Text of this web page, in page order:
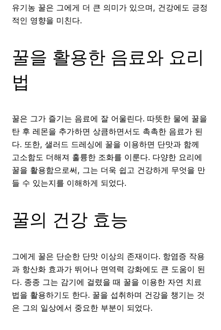
유기농 꿀은 그에게 더 큰 의미가 있으며, 건강에도 긍정
적인 영향을 미친다.
꿀을 활용한 음료와 요리
법
꿀은 그가 즐기는 음료에 잘 어울린다. 따뜻한 물에 꿀을
탄 후 레몬을 추가하면 상큼하면서도 촉촉한 음료가 된
다. 또한, 샐러드 드레싱에 꿀을 이용하면 단맛과 함께
고소함도 더해져 훌륭한 조화를 이룬다. 다양한 요리에
꿀을 활용함으로써, 그는 더욱 쉽고 건강하게 무엇을 만
들 수 있는지를 이해하게 되었다.
꿀의 건강 효능
그에게 꿀은 단순한 단맛 이상의 존재이다. 항염증 작용
과 항산화 효과가 뛰어나 면역력 강화에도 큰 도움이 된
다. 종종 그는 감기에 걸렸을 때 꿀을 이용한 자연 치료
법을 활용하기도 한다. 꿀을 섭취하며 건강을 챙기는 것
은 그의 일상에서 중요한 부분이 되었다.